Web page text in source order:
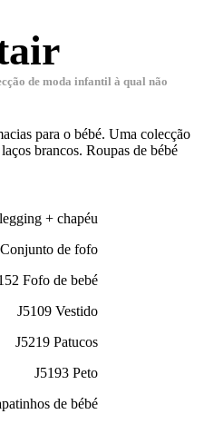
de moda infantil à qual não
para o bébé. Uma colecção
brancos. Roupas de bébé
+ chapéu
de fofo
Fofo de bebé
J5109 Vestido
J5219 Patucos
J5193 Peto
de bébé